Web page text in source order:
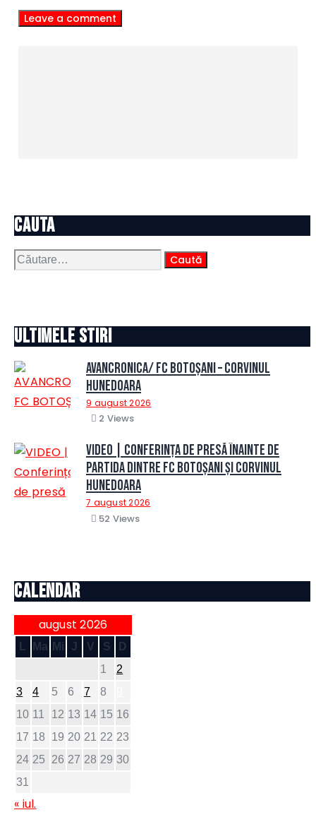
cauta
Caută
Ultimele stiri
AVANCRONICA/ FC BOTOȘANI – CORVINUL
HUNEDOARA
9 august 2026
2 Views
VIDEO | Conferința de presă înainte de
partida dintre FC Botoșani și Corvinul
Hunedoara
7 august 2026
52 Views
Calendar
august 2026
Ma Mi J V S
D
1
2
3
4 5 6 7 8
10 11 12 13 14 15 16
17 18 19 20 21 22 23
24 25 26 27 28 29 30
31
« iul.